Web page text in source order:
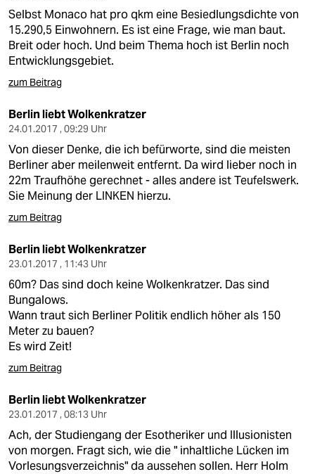
Selbst Monaco hat pro qkm eine Besiedlungsdichte von
15.290,5 Einwohnern. Es ist eine Frage, wie man baut.
Breit oder hoch. Und beim Thema hoch ist Berlin noch
Entwicklungsgebiet.
zum Beitrag
Berlin liebt Wolkenkratzer
24.01.2017 , 09:29 Uhr
Von dieser Denke, die ich befürworte, sind die meisten
Berliner aber meilenweit entfernt. Da wird lieber noch in
22m Traufhöhe gerechnet - alles andere ist Teufelswerk.
Sie Meinung der LINKEN hierzu.
zum Beitrag
Berlin liebt Wolkenkratzer
23.01.2017 , 11:43 Uhr
60m? Das sind doch keine Wolkenkratzer. Das sind
Bungalows.
Wann traut sich Berliner Politik endlich höher als 150
Meter zu bauen?
Es wird Zeit!
zum Beitrag
Berlin liebt Wolkenkratzer
23.01.2017 , 08:13 Uhr
Ach, der Studiengang der Esotheriker und Illusionisten
von morgen. Fragt sich, wie die " inhaltliche Lücken im
Vorlesungsverzeichnis" da aussehen sollen. Herr Holm